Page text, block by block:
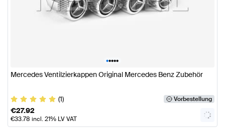
•••••
Mercedes Ventilzierkappen Original Mercedes Benz Zubehör
(1) Vorbestellung
€27.92
€33.78 incl. 21% LV VAT